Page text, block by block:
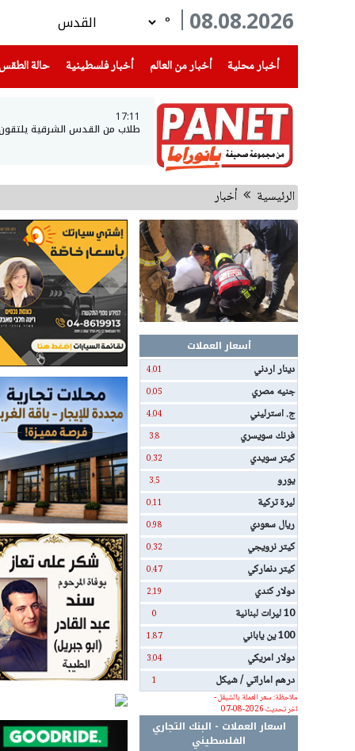
08.08.2026
°
أخبار محلية
(current) أخبار من العالم أخبار فلسطينية(current) حالة الطقس
17:11
طلاب من القدس الشرقية يلتقون
الرئيسية أخبار
أسعار العملات
دينار اردني
4.01
جنيه مصري 0.05
ج. استرليني 4.04
فرنك سويسري 3.8
كيتر سويدي 0.32
يورو 3.5
ليرة تركية 0.11
ريال سعودي 0.98
كيتر نرويجي 0.32
كيتر دنماركي 0.47
دولار كندي 2.19
10 ليرات لبنانية 0
100 ين ياباني 1.87
دولار امريكي 3.04
درهم اماراتي / شيكل
1
ملاحظة: سعر العملة بالشيقل -
اخر تحديث 2026-08-07
اسعار العملات - البنك التجاري
الفلسطيني